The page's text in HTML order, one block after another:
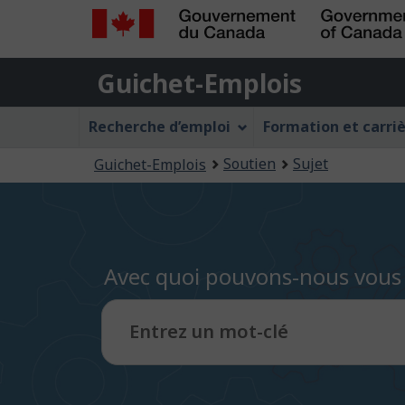
Gouvernement
du
Canada
/
Government
of
Canada
Guichet-
Emplois
Guichet-Emplois
Menu
Emplois
Recherche d’emploi Formation et
êtes
Guichet-Emplois Soutien Sujet
Avec quoi pouvons-nous
Entrez un mot-clé
Entrez